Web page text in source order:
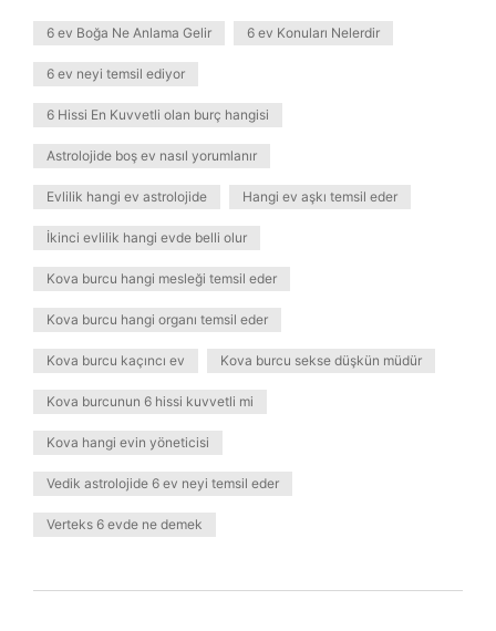
6 ev Boğa Ne Anlama Gelir 6 ev Konuları Nelerdir
6 ev neyi temsil ediyor
6 Hissi En Kuvvetli olan burç hangisi
Astrolojide boş ev nasıl yorumlanır
Evlilik hangi ev astrolojide Hangi ev aşkı temsil eder
İkinci evlilik hangi evde belli olur
Kova burcu hangi mesleği temsil eder
Kova burcu hangi organı temsil eder
Kova burcu kaçıncı ev Kova burcu sekse düşkün müdür
Kova burcunun 6 hissi kuvvetli mi
Kova hangi evin yöneticisi
Vedik astrolojide 6 ev neyi temsil eder
Verteks 6 evde ne demek